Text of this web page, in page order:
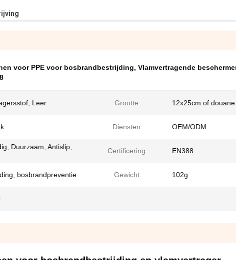
voor PPE voor bosbrandbestrijding, Vlamvertragende
Leer Grootte: 12x25cm of douane
Diensten: OEM/ODM
Duurzaam, Antislip,
Certificering: EN388
bosbrandpreventie Gewicht: 102g